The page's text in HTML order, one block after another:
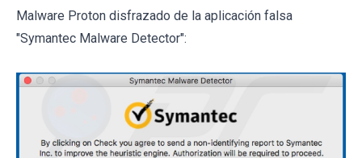
Malware Proton disfrazado de la aplicación falsa
"Symantec Malware Detector":